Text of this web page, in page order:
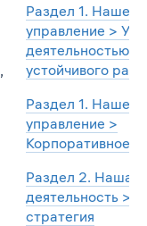
Раздел 1. Наше
управление >
деятельностью в
устойчивого
Раздел 1. Наше
управление >
Корпоративное
Раздел 2. Наша
деятельность >
стратегия